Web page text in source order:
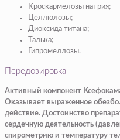
Кроскармелозы натрия;
Целлюлозы;
Диоксида титана;
Талька;
Гипромеллозы.
Передозировка
Активный компонент
Оказывает выраженное
действие. Достоинство
сердечную деятельность
спирометрию и температуру